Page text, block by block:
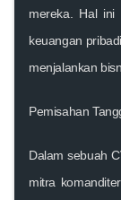
mereka. Hal ini
keuangan
menjalankan
Pemisahan
Dalam sebuah
mitra